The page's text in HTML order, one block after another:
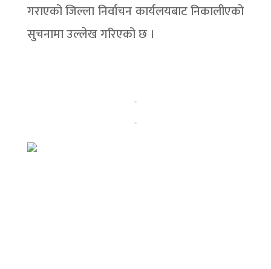
गराएको जिल्ला निर्वाचन कार्यलयबाट निकालीएको
सुचनामा उल्लेख गरिएको छ ।